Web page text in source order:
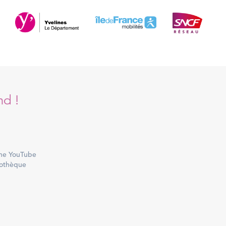
!
YouTube